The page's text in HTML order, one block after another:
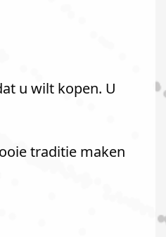
u wilt kopen. U
traditie maken